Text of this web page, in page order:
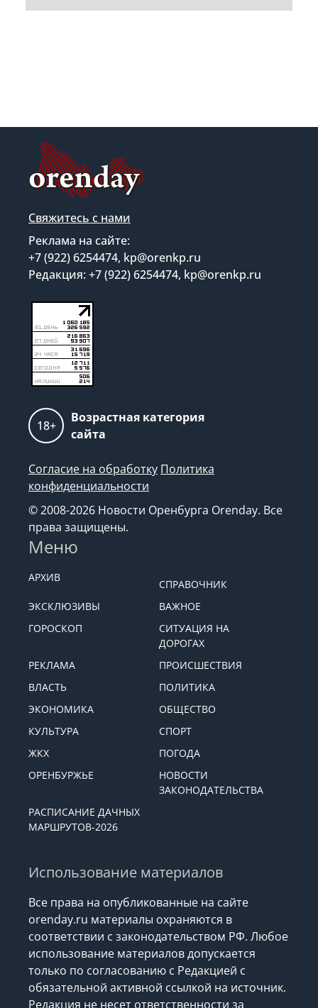
Свяжитесь с нами
Реклама на сайте:
+7 (922) 6254474, kp@orenkp.ru
Редакция: +7 (922) 6254474, kp@orenkp.ru
Согласие на обработку
конфиденциальности
© 2008-2026 Новости Оренбурга Orenday. Все
права защищены.
Меню
АРХИВ
СПРАВОЧНИК
ЭКСКЛЮЗИВЫ
ВАЖНОЕ
ДОРОГАХ
РЕКЛАМА
ПРОИСШЕСТВИЯ
ВЛАСТЬ
ПОЛИТИКА
ЭКОНОМИКА
ОБЩЕСТВО
КУЛЬТУРА
СПОРТ
ЖКХ
ПОГОДА
Использование материалов
Все права на опубликованные на сайте
orenday.ru материалы охраняются в
соответствии с законодательством РФ. Любое
использование материалов допускается
только по согласованию с Редакцией с